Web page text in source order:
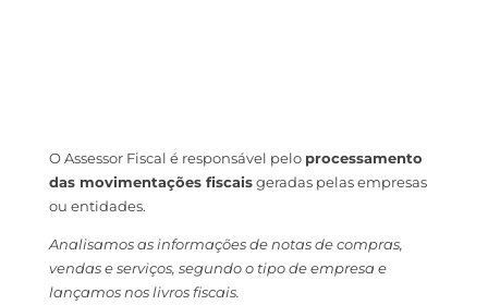
O Assessor Fiscal é responsável pelo processamento
das movimentações fiscaisgeradas pelas empresas
ou entidades.
Analisamos as informações de notas de compras,
vendas e serviços, segundo o tipo de empresa e
lançamos nos livros fiscais.